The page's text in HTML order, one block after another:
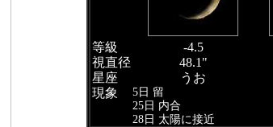
等級 -4.5
視直径
48.1"
星座
うお
現象
5日 留
25日 内合
28日 太陽に接近